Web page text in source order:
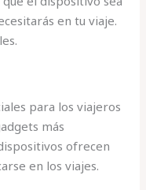
en tu viaje.
para los viajeros
más
ofrecen
en los viajes.